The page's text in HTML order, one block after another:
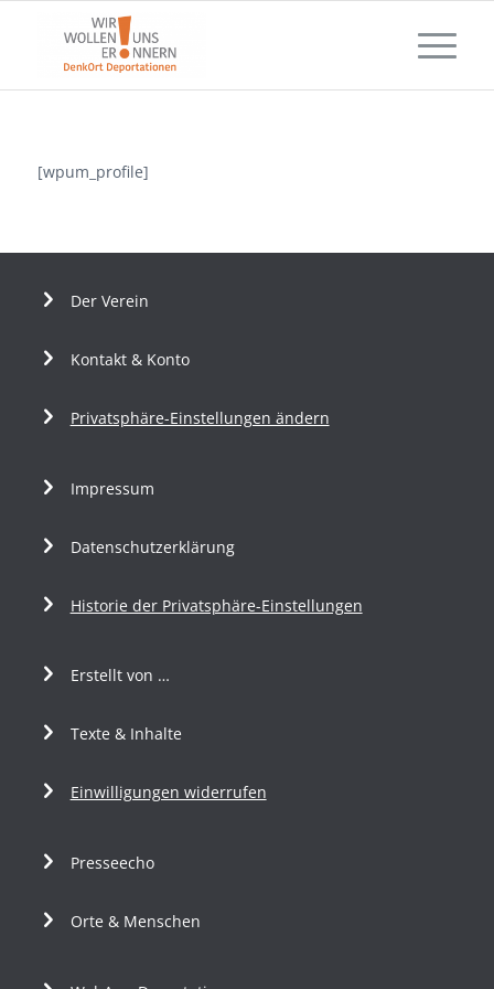
[wpum_profile]
Der Verein
Kontakt & Konto
Privatsphäre-Einstellungen ändern
Impressum
Datenschutzerklärung
Historie der Privatsphäre-Einstellungen
Erstellt von …
Texte & Inhalte
Einwilligungen widerrufen
Presseecho
Orte & Menschen